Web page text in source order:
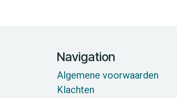
Navigation
Algemene voorwaarden
Klachten